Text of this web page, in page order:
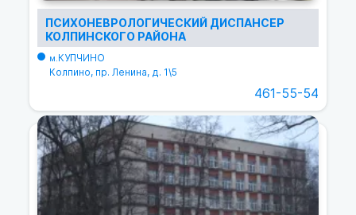
ПСИХОНЕВРОЛОГИЧЕСКИЙ ДИСПАНСЕР
КОЛПИНСКОГО РАЙОНА
м.КУПЧИНО
Колпино, пр. Ленина, д. 1\5
461-55-54